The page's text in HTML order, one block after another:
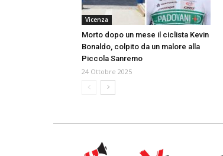
Vicenza
Morto dopo un mese il ciclista Kevin
Bonaldo, colpito da un malore alla
Piccola Sanremo
24 Ottobre 2025